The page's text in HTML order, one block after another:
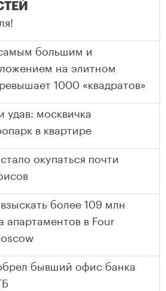
большим и
на элитном
1000 «квадратов»
удав: москвичка
в квартире
окупаться почти
более 109 млн
апартаментов в Four
бывший офис банка